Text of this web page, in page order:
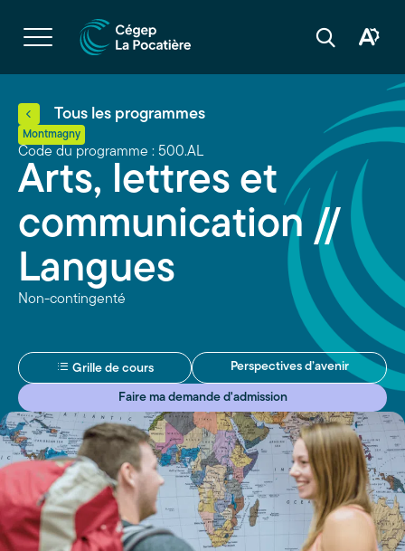
Ouvrir
la
navigation
Ouvrir
Ouvrir
Tous les programmes
Montmagny
Code du programme : 500.AL
Arts, lettres et
communication //
Langues
Non-contingenté
Grille de cours Perspectives d’avenir
Faire ma demande d'admission